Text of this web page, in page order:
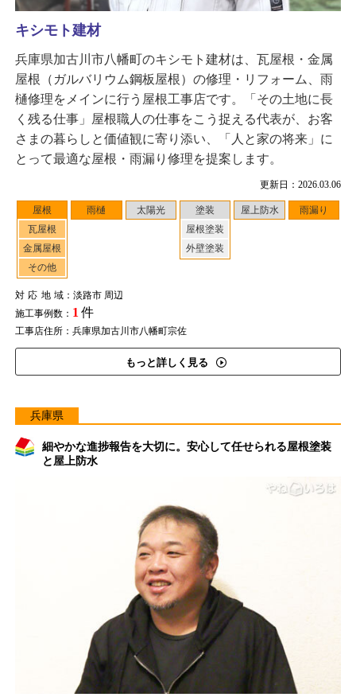
更新日：2026.03.06
屋根
瓦屋根
金属屋根
その他
雨樋 太陽光
塗装
屋根塗装
外壁塗装
屋上防水 雨漏り
対応地域：淡路市 周辺
施工事例数： 1 件
工事店住所：兵庫県加古川市八幡町宗佐
もっと詳しく見る
キシモト建材
兵庫県加古川市八幡町のキシモト建材は、瓦屋根・金属
屋根（ガルバリウム鋼板屋根）の修理・リフォーム、雨
樋修理をメインに行う屋根工事店です。「その土地に長
く残る仕事」屋根職人の仕事をこう捉える代表が、お客
さまの暮らしと価値観に寄り添い、「人と家の将来」に
とって最適な屋根・雨漏り修理を提案します。
兵庫県
細やかな進捗報告を大切に。安心して任せられる屋根塗装
と屋上防水